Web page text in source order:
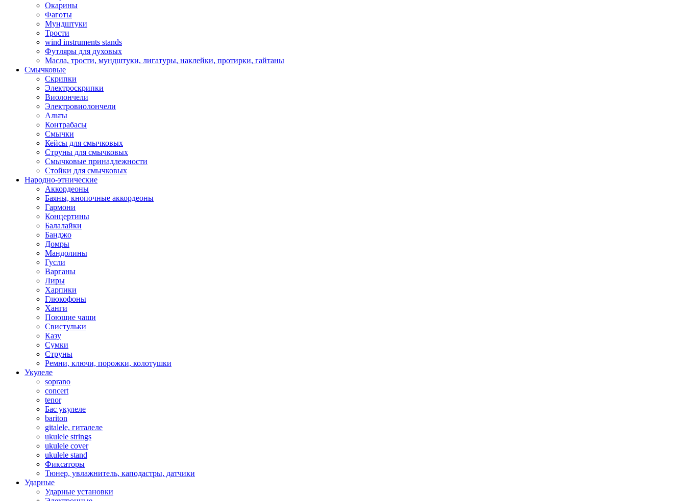
Окарины
Фаготы
Мундштуки
Трости
wind instruments stands
Футляры для духовых
Масла, трости, мундштуки, лигатуры, наклейки, протирки, гайтаны
Смычковые
Скрипки
Электроскрипки
Виолончели
Электровиолончели
Альты
Контрабасы
Смычки
Кейсы для смычковых
Струны для смычковых
Смычковые принадлежности
Стойки для смычковых
Народно-этнические
Аккордеоны
Баяны, кнопочные аккордеоны
Гармони
Концертины
Балалайки
Банджо
Домры
Мандолины
Гусли
Варганы
Лиры
Харпики
Глюкофоны
Ханги
Поющие чаши
Свистульки
Казу
Сумки
Струны
Ремни, ключи, порожки, колотушки
Укулеле
soprano
concert
tenor
Бас укулеле
bariton
gitalele, гиталеле
ukulele strings
ukulele cover
ukulele stand
Фиксаторы
Тюнер, увлажнитель, каподастры, датчики
Ударные
Ударные установки